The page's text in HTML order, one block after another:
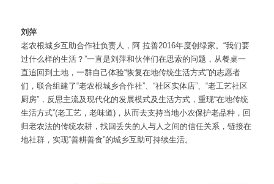
刘萍
老农根城乡互助合作社负责人，阿 拉善2016年度创绿家。“我们要
过什么样的生活？”一直是刘萍和伙伴们在思索的问题，从餐桌一
直追回到土地，一群自己体验“恢复在地传统生活方式”的志愿者
们，联合组建了“老农根城乡合作社”、“社区实体店”、“老工艺社区
厨房”，反思主流及现代化的发展模式及生活方式，重现“在地传统
生活方式”(老工艺，老味道)，从而去支持当地小农保护老品种，回
归老农法的传统农耕，找回丢失的人与人之间的信任关系，链接在
地社群，实现“善耕善食”的城乡互助可持续生活。